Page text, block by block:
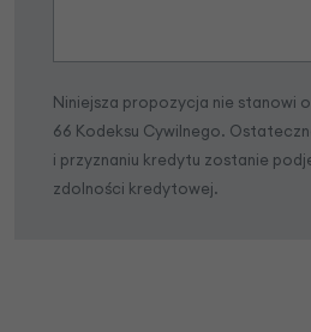
Niniejsza propozycja nie stanowi
66 Kodeksu Cywilnego.
i przyznaniu kredytu zostanie
zdolności kredytowej.